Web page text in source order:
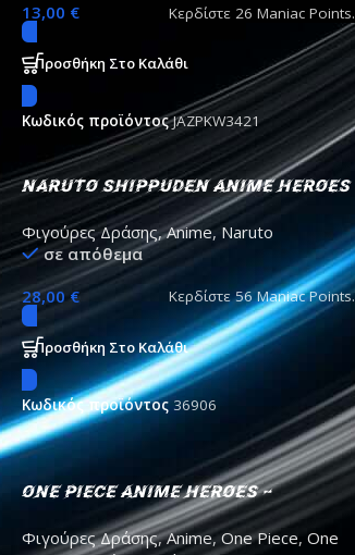
13,00 € Κερδίστε 26 Maniac Points.
Προσθήκη Στο Καλάθι
Κωδικός προϊόντοςJAZPKW3421
Naruto Shippuden Anime Heroes
– gaara action figure 17cm
Φιγούρες Δράσης, Anime, Naruto
σε απόθεμα
28,00 € Κερδίστε56Maniac Points.
Προσθήκη Στο Καλάθι
Κωδικός προϊόντος 36906
One Piece Anime Heroes –
Roronoa Zoro Action Figure
16cm
Φιγούρες Δράσης, Anime, One Piece, One